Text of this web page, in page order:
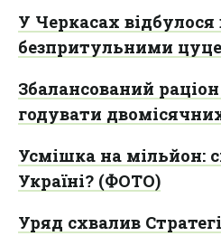
У Черкасах відбулося
безпритульними
Збалансований
годувати
Усмішка на мільйон:
Україні? (ФОТО)
Уряд схвалив